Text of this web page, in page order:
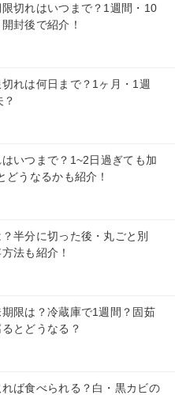
切れはいつまで？1週間・10
封後で紹介！
れは何日まで？1ヶ月・1週
いつまで？1~2日過ぎても加
どうなるかも紹介！
半分に切った後・丸ごと別
法も紹介！
限は？冷蔵庫で1週間？固茹
とどうなる？
ば食べられる？白・黒カビの